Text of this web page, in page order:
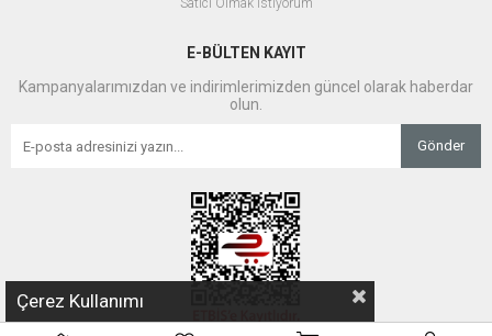
Satıcı Olmak İstiyorum
E-BÜLTEN KAYIT
Kampanyalarımızdan ve indirimlerimizden güncel olarak haberdar
olun.
Gönder
Çerez Kullanımı